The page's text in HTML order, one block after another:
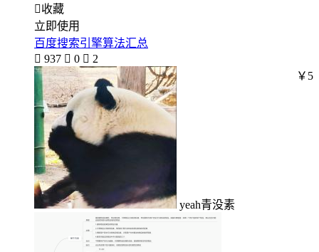
收藏
立即使用
百度搜索引擎算法汇总
 937  0  2
yeah青没素
￥5